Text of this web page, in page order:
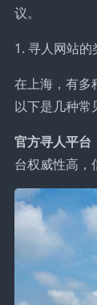
议。
1. 寻人网站的
在上海，有多
以下是几种常
官方寻人平台
台权威性高，